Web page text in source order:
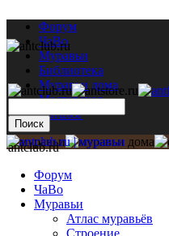
Форум
ЧаВо
Муравьи
Библиотека
Муравьи дома
Мастерская
Каталог
antclub.ru
Форум
ЧаВо
Муравьи
Атлас муравьёв
Строение